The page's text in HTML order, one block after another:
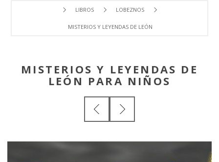
LIBROS LOBEZNOS
MISTERIOS Y LEYENDAS DE LEÓN PARA NIÑOS
MISTERIOS Y LEYENDAS DE
LEÓN PARA NIÑOS